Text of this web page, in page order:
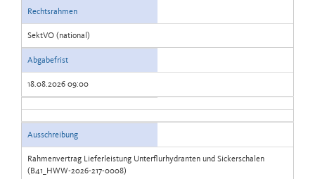
Rechtsrahmen
SektVO (national)
Abgabefrist
18.08.2026 09:00
Ausschreibung
Rahmenvertrag Lieferleistung Unterflurhydranten und Sickerschalen
(B41_HWW-2026-217-0008)